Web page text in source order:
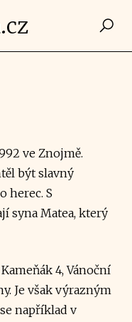
ve Znojmě.
být slavný
herec. S
syna Matea, který
4, Vánoční
Je však výrazným
například v